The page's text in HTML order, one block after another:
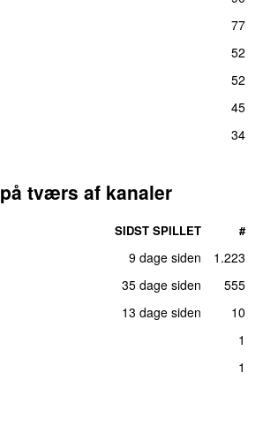
77
52
52
45
34
tværs af kanaler
SIDST SPILLET #
9 dage siden
1.223
35 dage siden
555
13 dage siden
10
1
1